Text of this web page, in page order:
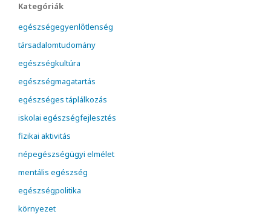
Kategóriák
egészségegyenlőtlenség
társadalomtudomány
egészségkultúra
egészségmagatartás
egészséges táplálkozás
iskolai egészségfejlesztés
fizikai aktivitás
népegészségügyi elmélet
mentális egészség
egészségpolitika
környezet